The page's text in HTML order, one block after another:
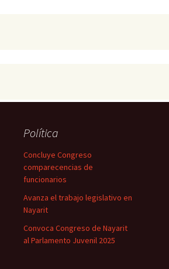
Política
Concluye Congreso
comparecencias de
funcionarios
Avanza el trabajo legislativo en
Nayarit
Convoca Congreso de Nayarit
al Parlamento Juvenil 2025